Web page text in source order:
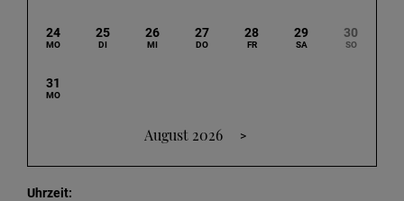
24 25 26 27 28 29 30
31
August 2026 >
Uhrzeit